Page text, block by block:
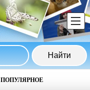
ПОПУЛЯРНОЕ